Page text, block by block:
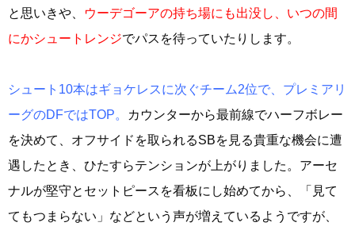
と思いきや、
ウーデゴーアの持ち場にも出没し、いつの間
にかシュートレンジでパスを待っていたりします。
シュート10本はギョケレスに次ぐチーム2位で、プレミアリ
ーグのDFではTOP。
カウンターから最前線でハーフボレー
を決めて、オフサイドを取られるSBを見る貴重な機会に遭
遇したとき、ひたすらテンションが上がりました。アーセ
ナルが堅守とセットピースを看板にし始めてから、「見て
てもつまらない」などという声が増えているようですが、